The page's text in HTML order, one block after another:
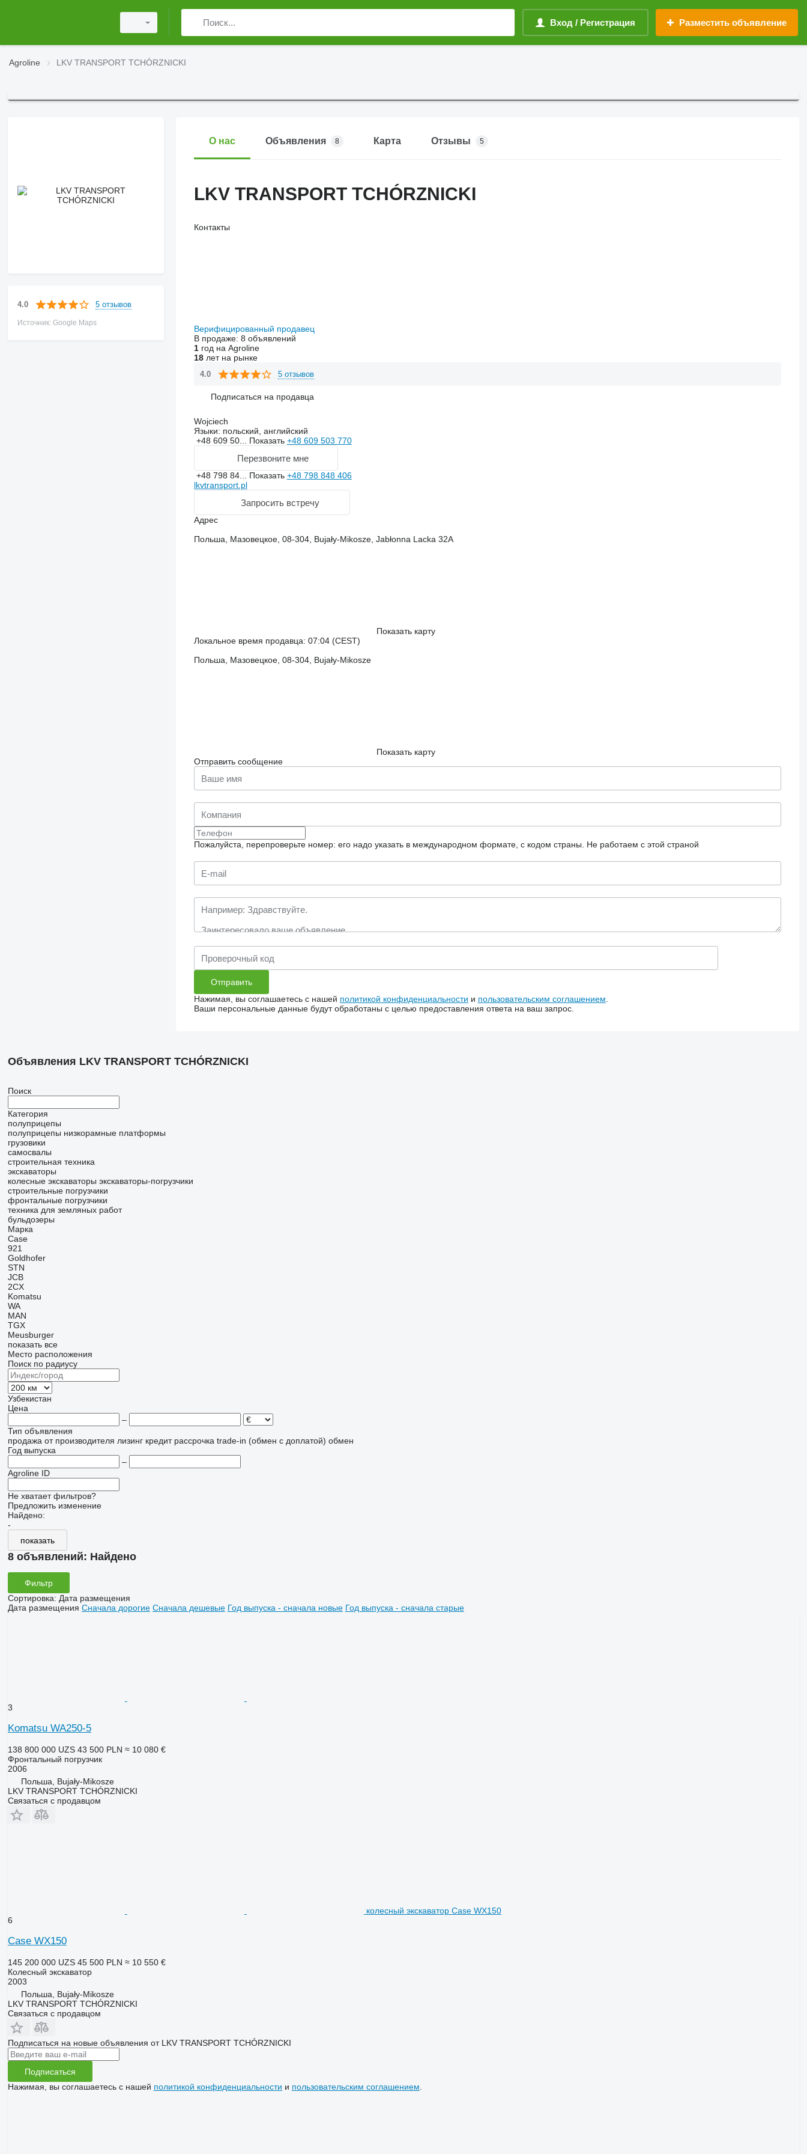
Вход / Регистрация Разместить объявление
Agroline LKV TRANSPORT TCHÓRZNICKI
4.0 5 отзывов
Источник: Google Maps
О нас Объявления 8 Карта Отзывы 5
LKV TRANSPORT TCHÓRZNICKI
Контакты
Верифицированный продавец
В продаже: 8 объявлений
1год на Agroline
18лет на рынке
4.0 5 отзывов
Подписаться на продавца
Wojciech
Языки: польский, английский
+48 609 50... Показать +48 609 503 770
Перезвоните мне
+48 798 84... Показать +48 798 848 406
lkvtransport.pl
Запросить встречу
Адрес
Польша, Мазовецкое, 08-304, Bujały-Mikosze, Jabłonna Lacka 32A
Показать карту
Локальное время продавца: 07:04 (CEST)
Польша, Мазовецкое, 08-304, Bujały-Mikosze
Показать карту
Отправить сообщение
Пожалуйста, перепроверьте номер: его надо указать в международном формате, с кодом страны. Не работаем с этой страной
Нажимая, вы соглашаетесь с нашей политикой конфиденциальности и пользовательским соглашением
Ваши персональные данные будут обработаны с целью предоставления ответа на ваш запрос.
Объявления LKV TRANSPORT TCHÓRZNICKI
Поиск
Категория
полуприцепы
полуприцепы низкорамные платформы
грузовики
самосвалы
строительная техника
экскаваторы
колесные экскаваторы экскаваторы-погрузчики
строительные погрузчики
фронтальные погрузчики
техника для земляных работ
бульдозеры
Марка
Case
921
Goldhofer
STN
JCB
2CX
Komatsu
WA
MAN
TGX
Meusburger
показать все
Место расположения
Поиск по радиусу
Узбекистан
Цена
–
Тип объявления
продажа от производителя лизинг кредит рассрочка trade-in (обмен с доплатой) обмен
Год выпуска
–
Agroline ID
Не хватает фильтров?
Предложить изменение
Найдено:
-
показать
8 объявлений: Найдено
Фильтр
Сортировка: Дата размещения
Дата размещения Сначала дорогие Сначала дешевые Год выпуска - сначала новые Год выпуска - сначала старые
3
Komatsu WA250-5
138 800 000 UZS 43 500 PLN ≈ 10 080 €
Фронтальный погрузчик
2006
Польша, Bujały-Mikosze
LKV TRANSPORT TCHÓRZNICKI
Связаться с продавцом
колесный экскаватор Case WX150
6
Case WX150
145 200 000 UZS 45 500 PLN ≈ 10 550 €
Колесный экскаватор
2003
Польша, Bujały-Mikosze
LKV TRANSPORT TCHÓRZNICKI
Связаться с продавцом
Подписаться на новые объявления от LKV TRANSPORT TCHÓRZNICKI
Подписаться
Нажимая, вы соглашаетесь с нашей политикой конфиденциальности и пользовательским соглашением